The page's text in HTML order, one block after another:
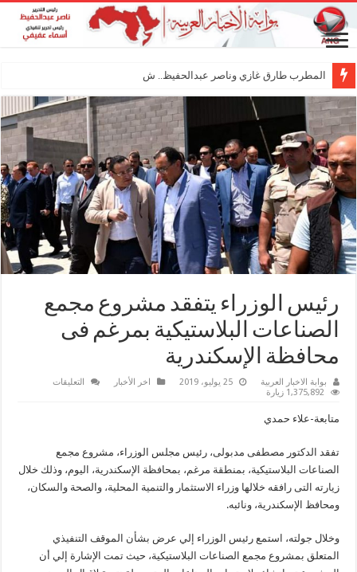
المطرب طارق غازي وناصر عبدالحفيظ.. شراكة فنية
رئيس الوزراء يتفقد مشروع مجمع
الصناعات البلاستيكية بمرغم فى
محافظة الإسكندرية
بوابة الاخبار العربية 25 يوليو، 2019 اخر الأخبار التعليقات
بمرغم
فى
محافظة
الإسكندرية
1,375,892 زيارة
متابعة-علاء حمدي
تفقد الدكتور مصطفى مدبولى، رئيس مجلس الوزراء، مشروع مجمع
الصناعات البلاستيكية، بمنطقة مرغم، بمحافظة الإسكندرية، اليوم، وذلك خلال
زيارته التى رافقه خلالها وزراء الاستثمار والتنمية المحلية، والصحة والسكان،
ومحافظ الإسكندرية، ونائبه.
وخلال جولته، استمع رئيس الوزراء إلي عرض بشأن الموقف التنفيذي
المتعلق بمشروع مجمع الصناعات البلاستيكية، حيث تمت الإشارة إلي أن